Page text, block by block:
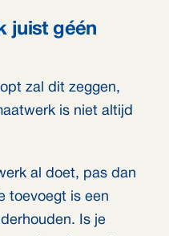
juist géén
zal dit zeggen,
is niet altijd
al doet, pas dan
toevoegt is een
Is je